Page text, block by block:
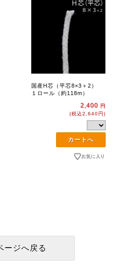
国産H芯（平芯8×3＋2）
１ロール（約118m）
2,400 円
(税込2,640円)